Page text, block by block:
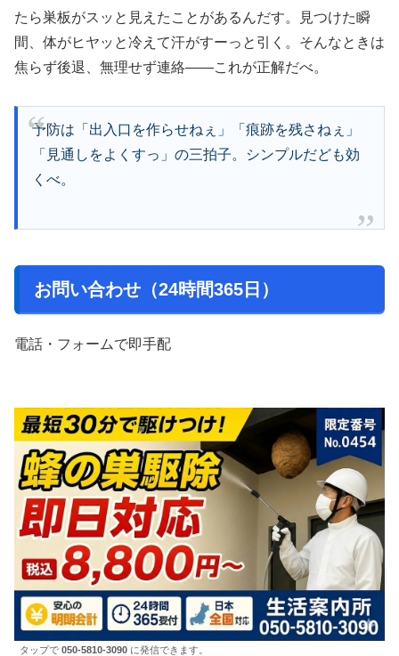
たら巣板がスッと見えたことがあるんだす。見つけた瞬
間、体がヒヤッと冷えて汗がすーっと引く。そんなときは
焦らず後退、無理せず連絡――これが正解だべ。
予防は「出入口を作らせねぇ」「痕跡を残さねぇ」
「見通しをよくすっ」の三拍子。シンプルだども効
くべ。
お問い合わせ（24時間365日）
電話・フォームで即手配
タップで 050-5810-3090 に発信できます。